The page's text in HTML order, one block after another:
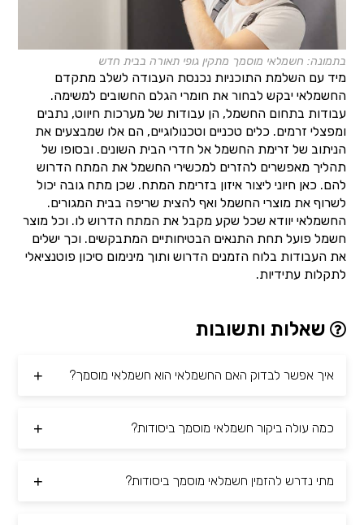
בתמונה: חשמלאי מוסמך מתקין גופי תאורה בבית חדש
מיד עם השלמת התוכניות נכנסת העבודה לשלב מתקדם
החשמלאי יבקש לבחור את חומרי הגלם החשובים למשימה.
עבודות בתחום החשמל, הן עבודות של מערכות חיווט, נתבים
ומפצלי זרמים. כלים טכניים וטכנולוגיים, הם אלו שמבצעים את
הניתוב של זרימת החשמל אל חדרי הבית השונים. ובסופו של
תהליך מאפשרים להזרים למכשירי החשמל את המתח הדרוש
להם. כאן חיוני ליצור איזון בזרימת המתח. שכן מתח גובה יכול
לשרוף את מוצרי החשמל ואף להצית שריפה בבית המגורים.
החשמלאי יוודא שכל שקע מקבל את המתח הדרוש לו. וכל מוצר
חשמל פועל תחת התנאים הבטיחותיים המתבקשים. וכך ישלים
את העבודות בלוח הזמנים הדרוש ותוך מינימום סיכון פוטנציאלי
לתקלות עתידיות.
שאלות ותשובות
איך אפשר לבדוק האם החשמלאי הוא חשמלאי מוסמך?
כמה עולה ביקור חשמלאי מוסמך ביסודות?
מתי נדרש להזמין חשמלאי מוסמך ביסודות?